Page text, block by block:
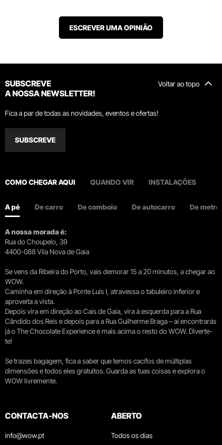
ESCREVER UMA OPINIÃO
Voltar ao topo
SUBSCREVE
A NOSSA NEWSLETTER!
Fica a par de todas as novidades, eventos e ofertas!
SUBSCREVE
COMO CHEGAR AQUI QUANDO VIR INSTALAÇÕES
A pé De carro De comboio De autocarro De metro
A nossa morada é:
Rua do Choupelo, 39
4400-088 Vila Nova de Gaia
Se vens da Ribeira do Porto, vais demorar 15 a 20 minutos, a chegar ao
WOW.
Caminha em direção à Ponte Luís I, atravessa o tabuleiro inferior e
aproveita a vista.
Depois vira em direção ao Cais de Gaia, vira à esquerda para a Rua
Cândido dos Reis e depois para a Rua Guilherme Braga – aí encontrarás
já o The Chocolate Experience e mais acima o resto do WOW. Diverte-
te!
Se trazes bagagem, fica a saber que temos cacifos de múltiplas
dimensões e todos eles gratuitos. Guarda as tuas coisas e explora o
WOW livremente.
CONTACTA-NOS
info@wow.pt
ABERTO
Todos os dias